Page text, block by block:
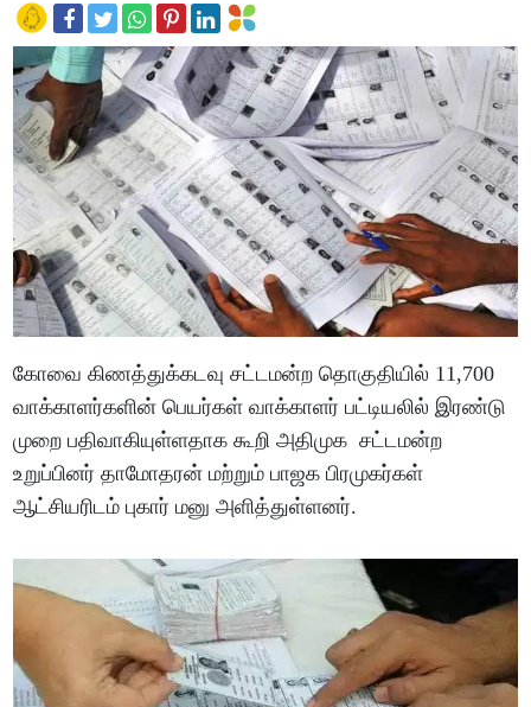
கோவை கிணத்துக்கடவு சட்டமன்ற தொகுதியில் 11,700
வாக்காளர்களின் பெயர்கள் வாக்காளர் பட்டியலில் இரண்டு
முறை பதிவாகியுள்ளதாக கூறி அதிமுக சட்டமன்ற
உறுப்பினர் தாமோதரன் மற்றும் பாஜக பிரமுகர்கள்
ஆட்சியரிடம் புகார் மனு அளித்துள்ளனர்.